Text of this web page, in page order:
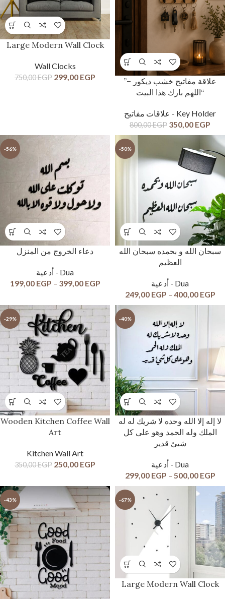
Large Modern Wall Clock
Wall Clocks
750,00EGP 299,00 EGP
”علاقة مفاتيح خشب ديكور –
“اللهم بارك هذا البيت
علاقات مفاتيح - Key Holder
800,00EGP 350,00 EGP
-56%
دعاء الخروج من المنزل
أدعية - Dua
199,00 EGP – 399,00 EGP
-50%
سبحان الله و بحمده سبحان الله
العظيم
أدعية - Dua
249,00 EGP – 400,00 EGP
-29%
Wooden Kitchen Coffee Wall
Art
Kitchen Wall Art
350,00EGP 250,00 EGP
-40%
لا إله إلا الله وحده لا شريك له له
الملك وله الحمد وهو على كل
شيئ قدير
أدعية - Dua
299,00 EGP – 500,00 EGP
-43% -67%
Large Modern Wall Clock